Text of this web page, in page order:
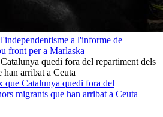
a l'informe de
front per a Marlaska
que Catalunya quedi fora del
migrants que han arribat a Ceuta